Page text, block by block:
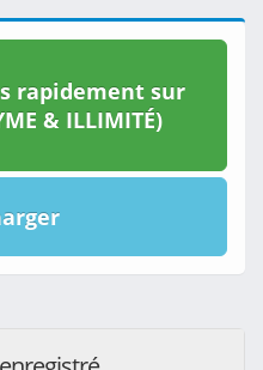
rapidement sur
& ILLIMITÉ)